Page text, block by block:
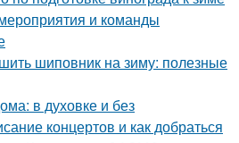
и команды
шиповник на зиму: полезные
в духовке и без
концертов и как добраться